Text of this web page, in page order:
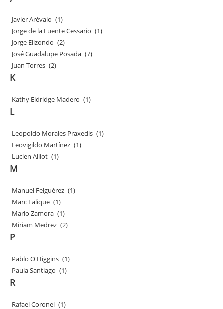
Javier Arévalo (1)
Jorge de la Fuente Cessario (1)
Jorge Elizondo (2)
José Guadalupe Posada (7)
Juan Torres (2)
K
Kathy Eldridge Madero (1)
L
Leopoldo Morales Praxedis (1)
Leovigildo Martínez (1)
Lucien Alliot (1)
M
Manuel Felguérez (1)
Marc Lalique (1)
Mario Zamora (1)
Miriam Medrez (2)
P
Pablo O'Higgins (1)
Paula Santiago (1)
R
Rafael Coronel (1)